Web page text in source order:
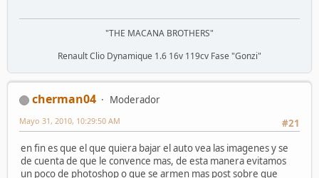
"THE MACANA BROTHERS"
Renault Clio Dynamique 1.6 16v 119cv Fase "Gonzi"
cherman04
Moderador
#21
Mayo 31, 2010, 10:29:50 AM
en fin es que el que quiera bajar el auto vea las imagenes y se
de cuenta de que le convence mas, de esta manera evitamos
un poco de photoshop o que se armen mas post sobre que